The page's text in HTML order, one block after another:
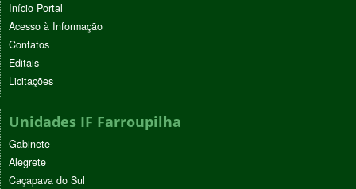
Início Portal
Acesso à Informação
Contatos
Editais
Licitações
Unidades IF Farroupilha
Gabinete
Alegrete
Caçapava do Sul